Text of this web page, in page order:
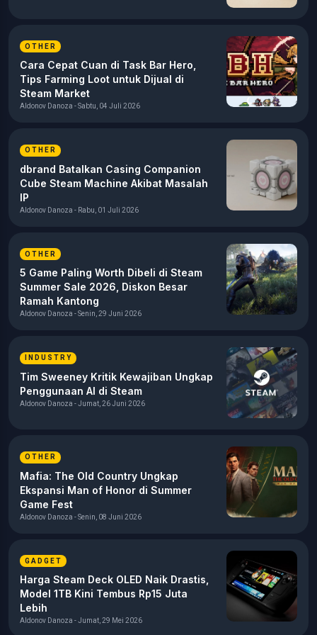
OTHER
Cara Cepat Cuan di Task Bar Hero,
Tips Farming Loot untuk Dijual di
Steam Market
Aldonov Danoza - Sabtu, 04 Juli 2026
OTHER
dbrand Batalkan Casing Companion
Cube Steam Machine Akibat Masalah
IP
Aldonov Danoza - Rabu, 01 Juli 2026
OTHER
5 Game Paling Worth Dibeli di Steam
Summer Sale 2026, Diskon Besar
Ramah Kantong
Aldonov Danoza - Senin, 29 Juni 2026
INDUSTRY
Tim Sweeney Kritik Kewajiban Ungkap
Penggunaan AI di Steam
Aldonov Danoza - Jumat, 26 Juni 2026
OTHER
Mafia: The Old Country Ungkap
Ekspansi Man of Honor di Summer
Game Fest
Aldonov Danoza - Senin, 08 Juni 2026
GADGET
Harga Steam Deck OLED Naik Drastis,
Model 1TB Kini Tembus Rp15 Juta
Lebih
Aldonov Danoza - Jumat, 29 Mei 2026